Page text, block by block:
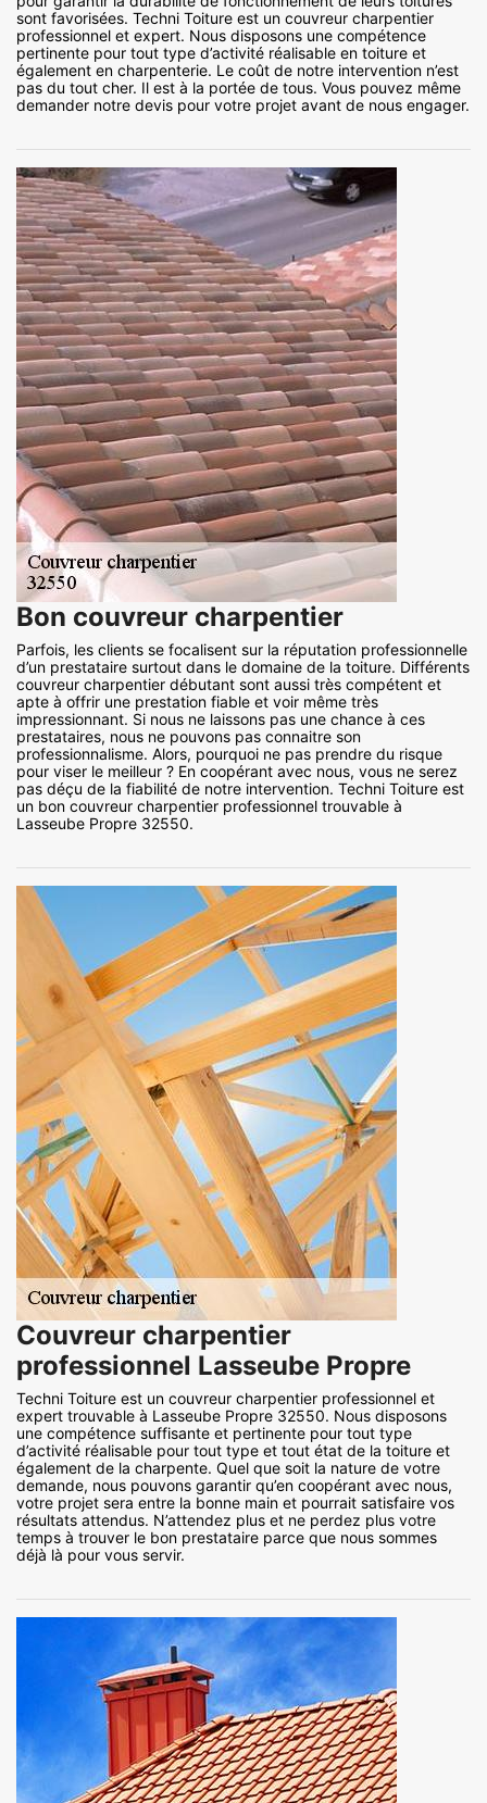
sont favorisées. Techni Toiture est un couvreur charpentier
professionnel et expert. Nous disposons une compétence
pertinente pour tout type d’activité réalisable en toiture et
également en charpenterie. Le coût de notre intervention n’est
pas du tout cher. Il est à la portée de tous. Vous pouvez même
demander notre devis pour votre projet avant de nous engager.
Bon couvreur charpentier
Parfois, les clients se focalisent sur la réputation professionnelle
d’un prestataire surtout dans le domaine de la toiture. Différents
couvreur charpentier débutant sont aussi très compétent et
apte à offrir une prestation fiable et voir même très
impressionnant. Si nous ne laissons pas une chance à ces
prestataires, nous ne pouvons pas connaitre son
professionnalisme. Alors, pourquoi ne pas prendre du risque
pour viser le meilleur ? En coopérant avec nous, vous ne serez
pas déçu de la fiabilité de notre intervention. Techni Toiture est
un bon couvreur charpentier professionnel trouvable à
Lasseube Propre 32550.
Couvreur charpentier
professionnel Lasseube Propre
Techni Toiture est un couvreur charpentier professionnel et
expert trouvable à Lasseube Propre 32550. Nous disposons
une compétence suffisante et pertinente pour tout type
d’activité réalisable pour tout type et tout état de la toiture et
également de la charpente. Quel que soit la nature de votre
demande, nous pouvons garantir qu’en coopérant avec nous,
votre projet sera entre la bonne main et pourrait satisfaire vos
résultats attendus. N’attendez plus et ne perdez plus votre
temps à trouver le bon prestataire parce que nous sommes
déjà là pour vous servir.